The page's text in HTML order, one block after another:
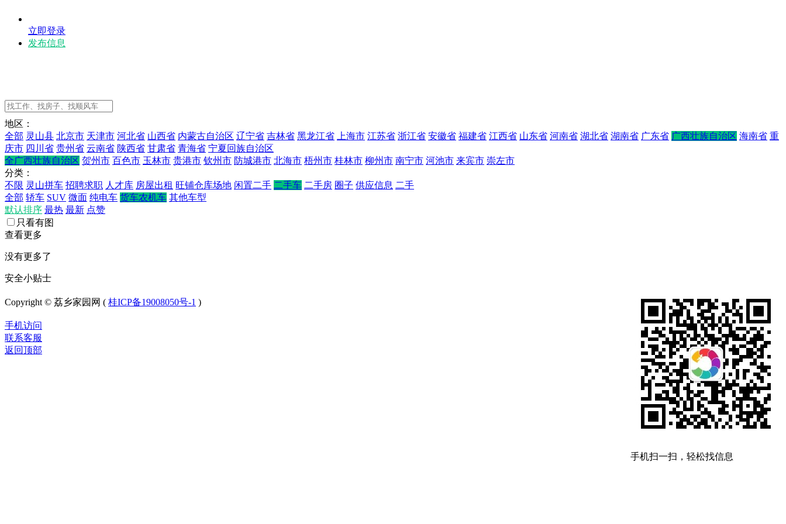
立即登录
发布信息
地区：
全部 灵山县 北京市 天津市 河北省 山西省 内蒙古自治区 辽宁省 吉林省 黑龙江省 上海市 江苏省 浙江省 安徽省 福建省 江西省 山东省 河南省 湖北省 湖南省 广东省 广西壮族自治区 海南省 重
庆市 四川省 贵州省 云南省 陕西省 甘肃省 青海省 宁夏回族自治区
全广西壮族自治区 贺州市 百色市 玉林市 贵港市 钦州市 防城港市 北海市 梧州市 桂林市 柳州市 南宁市 河池市 来宾市 崇左市
分类：
不限 灵山拼车 招聘求职 人才库 房屋出租 旺铺仓库场地 闲置二手 二手车 二手房 圈子 供应信息 二手
全部 轿车 SUV 微面 纯电车 货车农机车 其他车型
默认排序 最热 最新 点赞
只看有图
查看更多
没有更多了
安全小贴士
手机扫一扫，轻松找信息
Copyright © 荔乡家园网 ( 桂ICP备19008050号-1 )
手机访问
联系客服
返回顶部